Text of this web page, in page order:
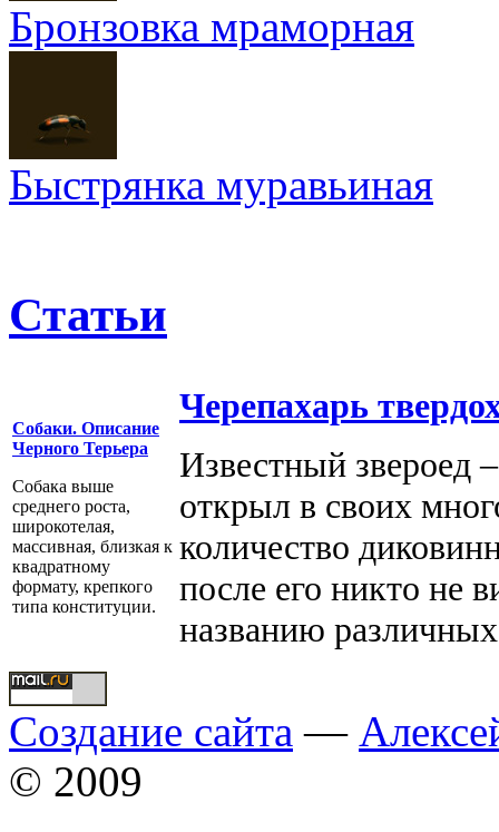
Бронзовка мраморная
Быстрянка муравьиная
Статьи
Собаки. Описание
Черного Терьера
Собака выше
среднего роста,
широкотелая,
массивная, близкая к
квадратному
формату, крепкого
типа конституции.
Черепахарь
Известный звероед
открыл в своих
количество
после его никто не
названию
Создание сайта —
© 2009